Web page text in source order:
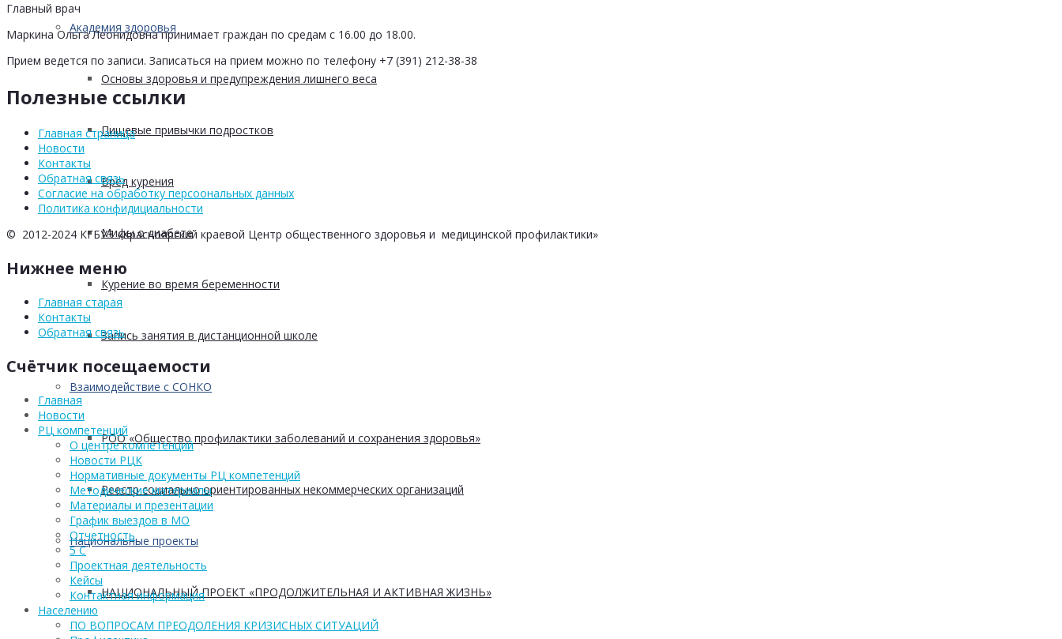
Академия здоровья
Основы здоровья и предупреждения лишнего веса
Пищевые привычки подростков
Вред курения
Мифы о диабете
Курение во время беременности
Запись занятия в дистанционной школе
Взаимодействие с СОНКО
РОО «Общество профилактики заболеваний и сохранения здоровья»
Реестр социально ориентированных некоммерческих организаций
Национальные проекты
НАЦИОНАЛЬНЫЙ ПРОЕКТ «ПРОДОЛЖИТЕЛЬНАЯ И АКТИВНАЯ ЖИЗНЬ»
Главный врач
Маркина Ольга Леонидовна принимает граждан по средам с 16.00 до 18.00.
Прием ведется по записи. Записаться на прием можно по телефону +7 (391) 212-38-38
Полезные ссылки
Главная страница
Новости
Контакты
Обратная связь
Согласие на обработку персоональных данных
Политика конфидициальности
© 2012-2024 КГБУЗ «Красноярский краевой Центр общественного здоровья и медицинской профилактики»
Нижнее меню
Главная старая
Контакты
Обратная связь
Счётчик посещаемости
Главная
Новости
РЦ компетенций
О центре компетенций
Новости РЦК
Нормативные документы РЦ компетенций
Методические материалы
Материалы и презентации
График выездов в МО
Отчетность
5 С
Проектная деятельность
Кейсы
Контактная информация
Населению
ПО ВОПРОСАМ ПРЕОДОЛЕНИЯ КРИЗИСНЫХ СИТУАЦИЙ